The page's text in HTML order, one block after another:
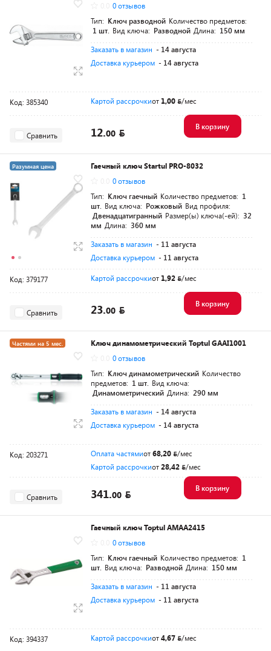
0 отзывов
Тип: Ключ разводной Количество предметов:
1 шт. Вид ключа: Разводной Длина: 150 мм
Заказать в магазин - 14 августа
Доставка курьером - 14 августа
Код: 385340 Картой рассрочкиот 1,00 /мес
Сравнить 12.00
В корзину
Разумная цена
Гаечный ключ Startul PRO-8032
0 отзывов
Тип: Ключ гаечный Количество предметов: 1
шт. Вид ключа: Рожковый Вид профиля:
Двенадцатигранный Размер(ы) ключа(-ей): 32
мм Длина: 360 мм
Заказать в магазин - 11 августа
Доставка курьером - 11 августа
Код: 379177 Картой рассрочкиот 1,92 /мес
Сравнить 23.00
В корзину
Частями на 5 мес.
Ключ динамометрический Toptul GAAI1001
0 отзывов
Тип: Ключ динамометрический Количество
предметов: 1 шт. Вид ключа:
Динамометрический Длина: 290 мм
Заказать в магазин - 14 августа
Доставка курьером - 14 августа
Код: 203271 Оплата частямиот68,20
/мес
Картой рассрочкиот28,42 /мес
Сравнить 341.00
В корзину
Гаечный ключ Toptul AMAА2415
0 отзывов
Тип: Ключ гаечный Количество предметов: 1
шт. Вид ключа: Разводной Длина: 150 мм
Заказать в магазин - 11 августа
Доставка курьером - 11 августа
Код: 394337 Картой рассрочкиот4,67 /мес